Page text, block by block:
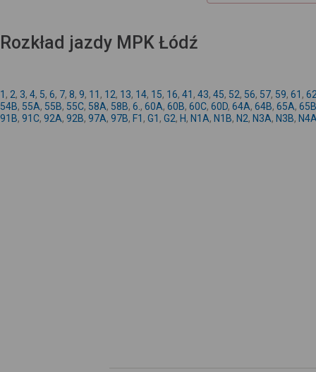
Rozkład jazdy MPK Łódź
1 , 2, 3, 4, 5, 6, 7, 8, 9, 11 , 12, 13, 14, 15, 16, 41 , 43, 45, 52, 56, 57, 59, 61 ,
54B, 55A, 55B, 55C, 58A, 58B, 6. , 60A, 60B, 60C, 60D, 64A, 64B, 65A, 65B
91B, 91C, 92A, 92B, 97A, 97B, F1 , G1 , G2, H, N1A, N1B, N2, N3A, N3B,